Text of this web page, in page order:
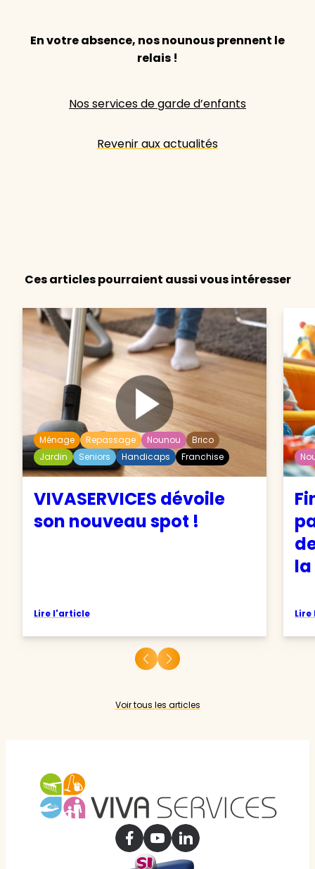
En votre absence, nos nounous prennent le
relais !
Nos services de garde d’enfants
Revenir aux actualités
Ces articles pourraient aussi vous intéresser
Ménage Repassage Nounou
Brico
Jardin
Seniors Handicaps Franchise
VIVASERVICES dévoile
son nouveau spot !
Lire l'article
la
Voir tous les articles